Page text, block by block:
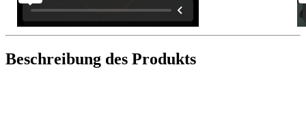
Beschreibung des Produkts